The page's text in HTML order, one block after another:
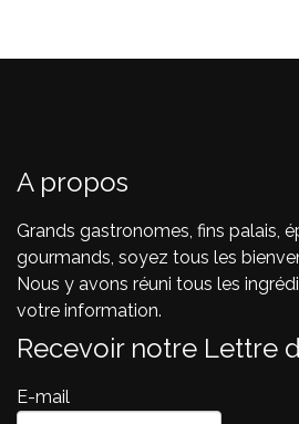
A propos
Grands gastronomes, fins palais,
gourmands, soyez tous les
Nous y avons réuni tous les
votre information.
Recevoir notre Lettre
E-mail